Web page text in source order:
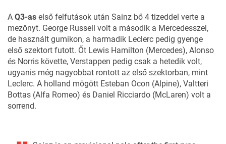
A Q3-as első felfutások után Sainz bő 4 tizeddel verte a
mezőnyt. George Russell volt a második a Mercedesszel,
de használt gumikon, a harmadik Leclerc pedig gyenge
első szektort futott. Őt Lewis Hamilton (Mercedes), Alonso
és Norris követte, Verstappen pedig csak a hetedik volt,
ugyanis még nagyobbat rontott az első szektorban, mint
Leclerc. A holland mögött Esteban Ocon (Alpine), Valtteri
Bottas (Alfa Romeo) és Daniel Ricciardo (McLaren) volt a
sorrend.